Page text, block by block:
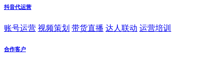
抖音代运营
账号运营 视频策划 带货直播 达人联动 运营培训
合作客户